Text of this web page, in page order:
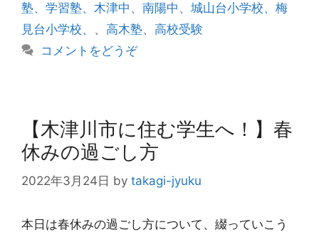
塾、学習塾、木津中、南陽中、城山台小学校、梅
見台小学校、 、 高木塾、 高校受験
コメントをどうぞ
【木津川市に住む学生へ！】春
休みの過ごし方
2022年3月24日 by takagi-jyuku
本日は春休みの過ごし方について、綴っていこう